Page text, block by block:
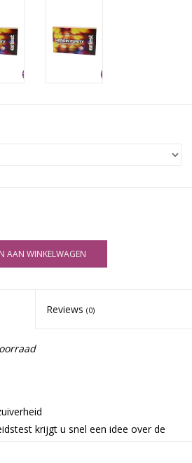
AAN WINKELWAGEN
Reviews (0)
krijgt u snel een idee over de